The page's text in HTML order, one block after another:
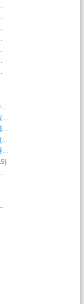
1.76传奇三端互通顶级攻略：从职业选择(972)
三端互通传奇新手如何快速提升战力与获取稀(379)
如何通过观看传奇玩家经典战斗视频提升辅助(661)
300元万元宝畅玩传奇私服攻略与疑问解答(828)
轻之幻想乡：纵横异次元，斩妖除魔攻略疑云(404)
，寻(798)
业选择与装备(711)